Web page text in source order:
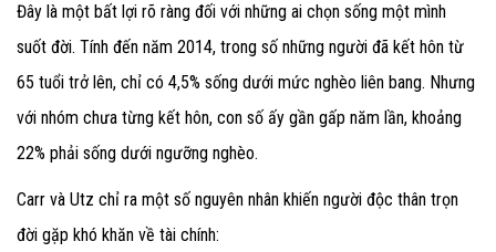
Đây là một bất lợi rõ ràng đối với những ai chọn sống một mình
suốt đời. Tính đến năm 2014, trong số những người đã kết hôn từ
65 tuổi trở lên, chỉ có 4,5% sống dưới mức nghèo liên bang. Nhưng
với nhóm chưa từng kết hôn, con số ấy gần gấp năm lần, khoảng
22% phải sống dưới ngưỡng nghèo.
Carr và Utz chỉ ra một số nguyên nhân khiến người độc thân trọn
đời gặp khó khăn về tài chính: